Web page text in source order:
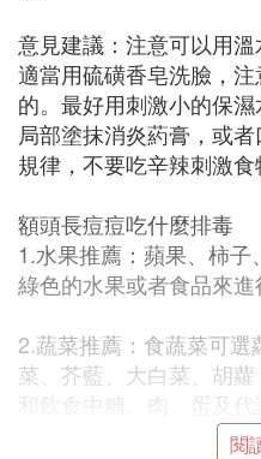
意見建議：注意可以用
適當用硫磺香皂洗臉，
的。最好用刺激小的保
局部塗抹消炎葯膏，或
規律，不要吃辛辣刺激食
額頭長痘痘吃什麼排毒
1.水果推薦：蘋果、柿子
綠色的水果或者食品來進
2.蔬菜推薦：食蔬菜可
菜、芥藍、大白菜、胡
和飲食中糖、肉、蛋及
質，使體液保持弱鹼性閱